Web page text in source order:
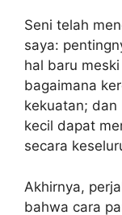
Seni telah
saya:
hal baru
bagaimana
kekuatan;
kecil dapat
secara
Akhirnya,
bahwa cara